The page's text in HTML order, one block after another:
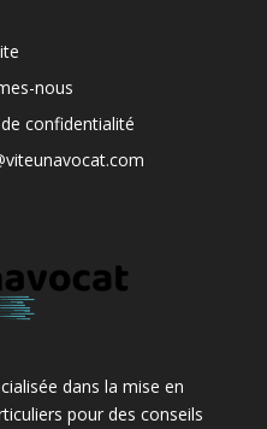
nous
confidentialité
dans la mise en
pour des conseils